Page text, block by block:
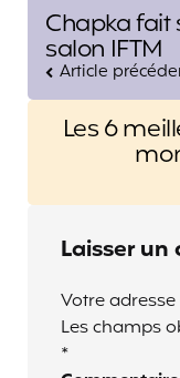
Post
Chapka fait
salon IFTM
Article
Les 6
Laisser
Votre
Les champs
*